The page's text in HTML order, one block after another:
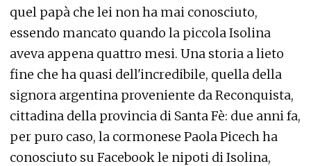
quel papà che lei non ha mai conosciuto,
essendo mancato quando la piccola Isolina
aveva appena quattro mesi. Una storia a lieto
fine che ha quasi dell'incredibile, quella della
signora argentina proveniente da Reconquista,
cittadina della provincia di Santa Fè: due anni fa,
per puro caso, la cormonese Paola Picech ha
conosciuto su Facebook le nipoti di Isolina,